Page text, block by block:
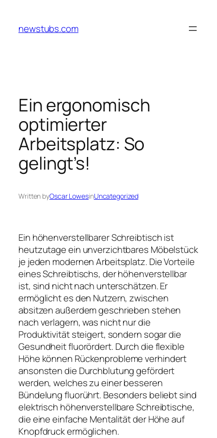
content
newstubs.com
Ein ergonomisch
optimierter
Arbeitsplatz: So
gelingt’s!
Written byOscar LowesinUncategorized
Ein höhenverstellbarer Schreibtisch ist
heutzutage ein unverzichtbares Möbelstück
je jeden modernen Arbeitsplatz. Die Vorteile
eines Schreibtischs, der höhenverstellbar
ist, sind nicht nach unterschätzen. Er
ermöglicht es den Nutzern, zwischen
absitzen außerdem geschrieben stehen
nach verlagern, was nicht nur die
Produktivität steigert, sondern sogar die
Gesundheit fluorördert. Durch die flexible
Höhe können Rückenprobleme verhindert
ansonsten die Durchblutung gefördert
werden, welches zu einer besseren
Bündelung fluorührt. Besonders beliebt sind
elektrisch höhenverstellbare Schreibtische,
die eine einfache Mentalität der Höhe auf
Knopfdruck ermöglichen.